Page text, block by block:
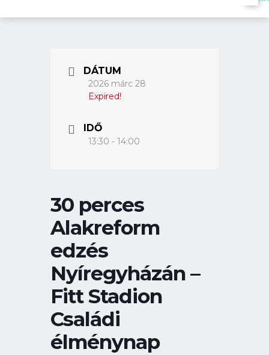
DÁTUM
2026 márc 28
Expired!
IDŐ
13:30 - 14:00
30 perces
Alakreform
edzés
Nyíregyházán –
Fitt Stadion
Családi
élménynap